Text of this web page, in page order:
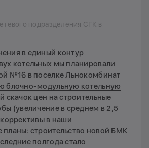
подразделения СГК в
в единый контур
котельных мы планировали
№16 в поселке Льнокомбинат
блочно-модульную котельную
скачок цен на строительные
(увеличение в среднем в 2,5
в наши
планы: строительство новой БМК
полгода стало